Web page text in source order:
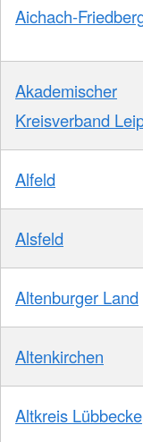
Aichach-
Akademischer
Kreisverband
Alfeld
Alsfeld
Altenburger Land
Altenkirchen
Altkreis Lübbecke